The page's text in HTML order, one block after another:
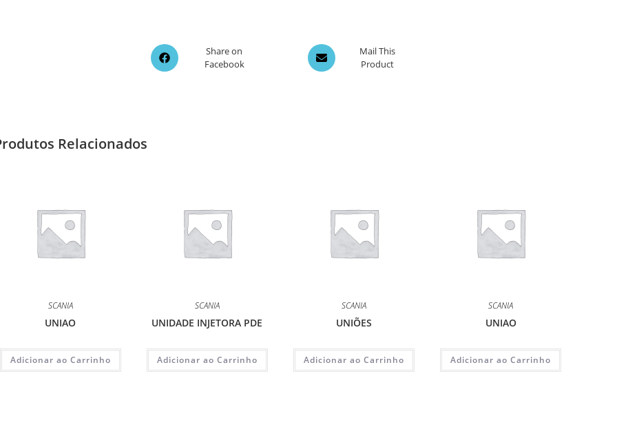
Opens
in
Share on
Facebook
Opens
in
Mail This
Product
Relacionados
SCANIA
UNIAO
Adicionar ao Carrinho
SCANIA
UNIDADE INJETORA PDE
Adicionar ao Carrinho
SCANIA
UNIÕES
Adicionar ao Carrinho
SCANIA
UNIAO
Adicionar ao Carrinho